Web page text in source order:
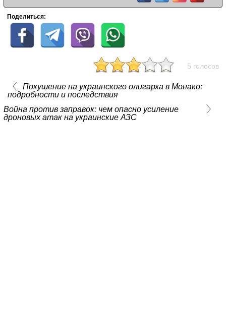
Поделиться:
5 голосов
Покушение на украинского олигарха в Монако:
подробности и последствия
Война против заправок: чем опасно усиление
дроновых атак на украинские АЗС